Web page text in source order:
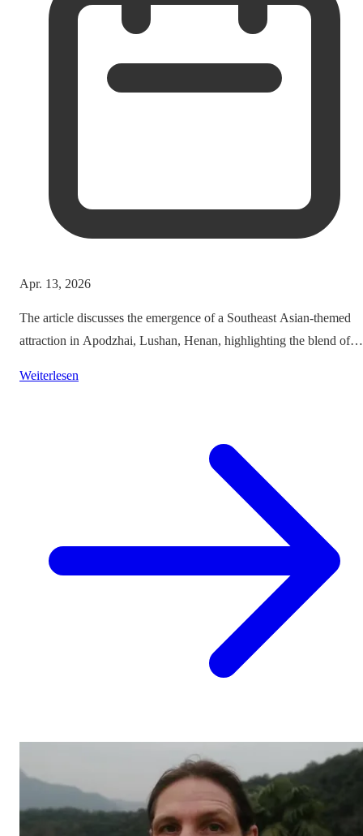
Apr. 13, 2026
The article discusses the emergence of a Southeast Asian-themed
attraction in Apodzhai, Lushan, Henan, highlighting the blend of
of such themed tourism projects.
Weiterlesen